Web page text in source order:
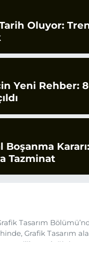
Oluyor:
Yeni Rehber:
Boşanma
Tazminat
Tasarım
Grafik Tasarım
mesleğinin
basın sektörüne adım